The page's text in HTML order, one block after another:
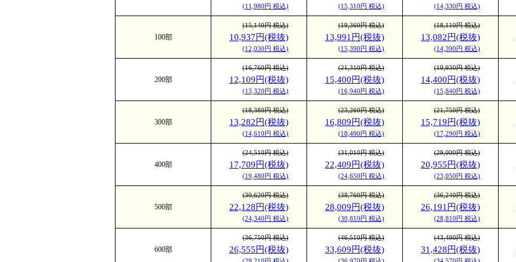
ントラストが人気の高級用紙。
高級半光沢紙(ヴァンヌーボV ホ
ワイト)
光沢度：★☆☆☆☆
光沢を抑えた手触りの良い風合い
のある高級用紙です。インキが乗
った部分は、僅かに光沢感が出ま
す。用紙の中に空気を多く含み、
同じ厚みの他の用紙よりも軽いの
が特徴です。
(11,980円 税込) (15,310円 税込) (14,330円 税込)
100部
(15,140円 税込)
10,937円(税抜)
(12,030円 税込)
(19,360円 税込)
13,991円(税抜)
(15,390円 税込)
(18,110円 税込)
13,082円(税抜)
(14,390円 税込)
200部
(16,760円 税込)
12,109円(税抜)
(13,320円 税込)
(21,310円 税込)
15,400円(税抜)
(16,940円 税込)
(19,930円 税込)
14,400円(税抜)
(15,840円 税込)
300部
(18,380円 税込)
13,282円(税抜)
(14,610円 税込)
(23,260円 税込)
16,809円(税抜)
(18,490円 税込)
(21,750円 税込)
15,719円(税抜)
(17,290円 税込)
400部
(24,510円 税込)
17,709円(税抜)
(19,480円 税込)
(31,010円 税込)
22,409円(税抜)
(24,650円 税込)
(29,000円 税込)
20,955円(税抜)
(23,050円 税込)
500部
(30,620円 税込)
22,128円(税抜)
(24,340円 税込)
(38,760円 税込)
28,009円(税抜)
(30,810円 税込)
(36,240円 税込)
26,191円(税抜)
(28,810円 税込)
600部
(36,750円 税込)
26,555円(税抜)
(46,510円 税込)
33,609円(税抜)
(43,490円 税込)
31,428円(税抜)